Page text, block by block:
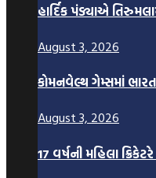
હાર્દિક પંડ્યાએ
August 3, 2026
કોમનવેલ્થ ગેમ્સમાં
August 3, 2026
17 વર્ષની મહિલા